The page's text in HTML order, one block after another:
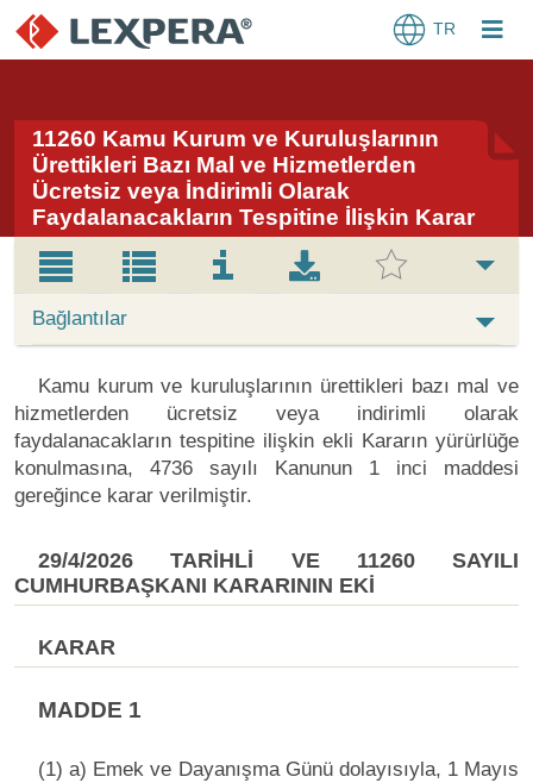
TR
11260 Kamu Kurum ve Kuruluşlarının
Ürettikleri Bazı Mal ve Hizmetlerden
Ücretsiz veya İndirimli Olarak
Faydalanacakların Tespitine İlişkin Karar
Bağlantılar
Kamu kurum ve kuruluşlarının ürettikleri bazı mal ve
hizmetlerden ücretsiz veya indirimli olarak
faydalanacakların tespitine ilişkin ekli Kararın yürürlüğe
konulmasına, 4736 sayılı Kanunun 1 inci maddesi
gereğince karar verilmiştir.
29/4/2026 TARİHLİ VE 11260 SAYILI
CUMHURBAŞKANI KARARININ EKİ
KARAR
MADDE 1
(1) a) Emek ve Dayanışma Günü dolayısıyla, 1 Mayıs